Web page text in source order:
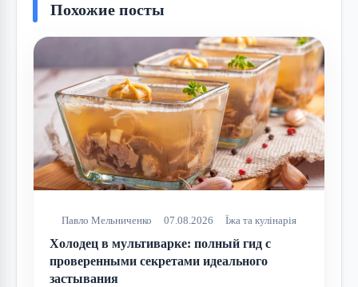
Похожие посты
Павло Мельниченко 07.08.2026 Їжа та кулінарія
Холодец в мультиварке: полный гид с
проверенными секретами идеального
застывания